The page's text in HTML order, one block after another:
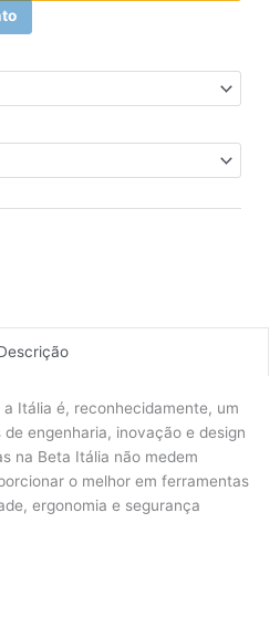
a Itália é, reconhecidamente, um
engenharia, inovação e design
na Beta Itália não medem
o melhor em ferramentas
ergonomia e segurança